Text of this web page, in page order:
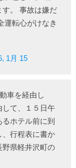
す。 事故は嫌だ
運転心がけなき
1月 15
車を経由し
て、１５日午
ホテル前に到
行程表に書か
野県軽井沢町の